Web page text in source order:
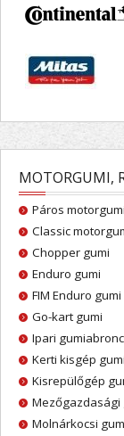
MOTORGUMI,
Páros
Classic
Chopper gumi
Enduro gumi
FIM Enduro gumi
Go-kart gumi
Ipari
Kerti kisgép gumi
Kisrepülőgép
Mezőgazdasági
Molnárkocsi